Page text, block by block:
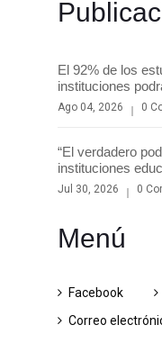
El 92% de los
instituciones
Ago 04, 2026 0
“El verdadero
instituciones
Jul 30, 2026 0
Menú
Facebook
Correo